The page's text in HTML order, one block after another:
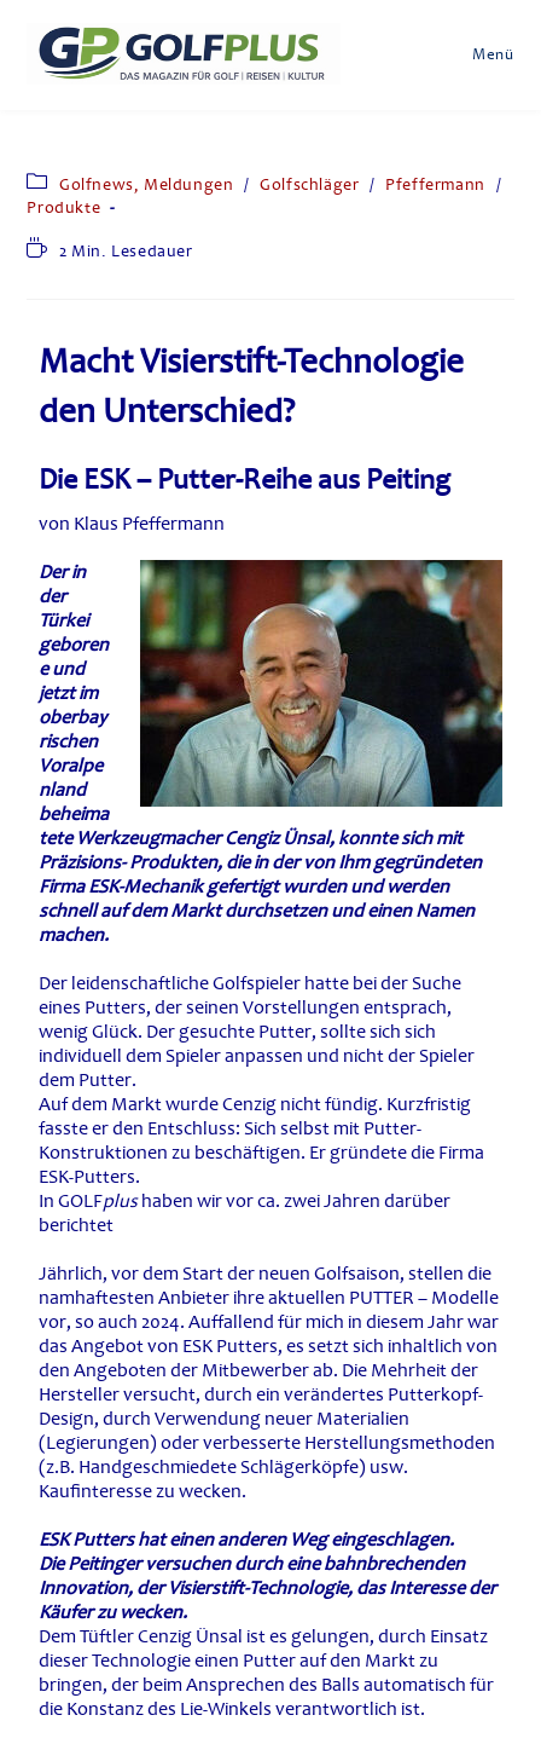
Menü
Golfnews, Meldungen / Golfschläger / Pfeffermann
/
Produkte
2 Min. Lesedauer
Macht Visierstift-Technologie
den Unterschied?
Die ESK – Putter-Reihe aus Peiting
von Klaus Pfeffermann
Der in
der
Türkei
geboren
e und
jetzt im
oberbay
rischen
Voralpe
nland
beheima
tete Werkzeugmacher Cengiz Ünsal, konnte sich mit
Präzisions- Produkten, die in der von Ihm gegründeten
Firma ESK-Mechanik gefertigt wurden und werden
schnell auf dem Markt durchsetzen und einen Namen
machen.
Der leidenschaftliche Golfspieler hatte bei der Suche
eines Putters, der seinen Vorstellungen entsprach,
wenig Glück. Der gesuchte Putter, sollte sich sich
individuell dem Spieler anpassen und nicht der Spieler
dem Putter.
Auf dem Markt wurde Cenzig nicht fündig. Kurzfristig
fasste er den Entschluss: Sich selbst mit Putter-
Konstruktionen zu beschäftigen. Er gründete die Firma
ESK-Putters.
In GOLFplushaben wir vor ca. zwei Jahren darüber
berichtet
Jährlich, vor dem Start der neuen Golfsaison, stellen die
namhaftesten Anbieter ihre aktuellen PUTTER – Modelle
vor, so auch 2024.Auffallend für mich in diesem Jahr war
das Angebot von ESK Putters, es setzt sich inhaltlich von
den Angeboten der Mitbewerber ab. Die Mehrheit der
Hersteller versucht, durch ein verändertes Putterkopf-
Design, durch Verwendung neuer Materialien
(Legierungen) oder verbesserte Herstellungsmethoden
(z.B. Handgeschmiedete Schlägerköpfe) usw.
Kaufinteresse zu wecken.
ESK Putters hat einen anderen Weg eingeschlagen.
Die Peitinger versuchen durch eine bahnbrechenden
Innovation, der Visierstift-Technologie, das Interesse der
Käufer zu wecken.
Dem Tüftler Cenzig Ünsal ist es gelungen, durch Einsatz
dieser Technologie einen Putter auf den Markt zu
bringen, der beim Ansprechen des Balls automatisch für
die Konstanz des Lie-Winkels verantwortlich ist.